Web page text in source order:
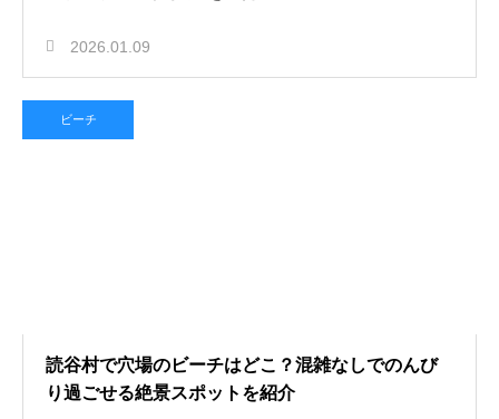
2026.01.09
ビーチ
読谷村で穴場のビーチはどこ？混雑なしでのんび
り過ごせる絶景スポットを紹介